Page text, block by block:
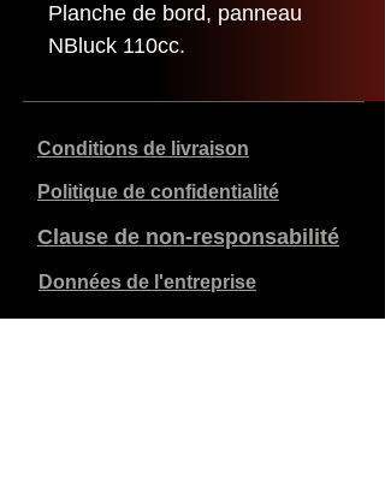
Planche de bord, panneau
NBluck 110cc.
Conditions de livraison
Politique de confidentialité
Clause de non-responsabilité
Données de l'entreprise